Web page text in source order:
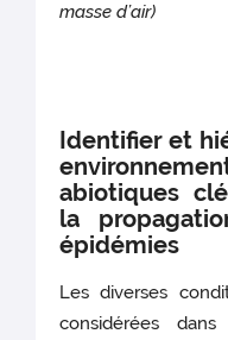
masse d’air)
Identifier et
abiotiques
la
épidémies
Les diverses
considérées